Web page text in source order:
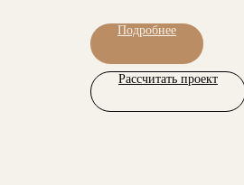
Подробнее
Рассчитать проект